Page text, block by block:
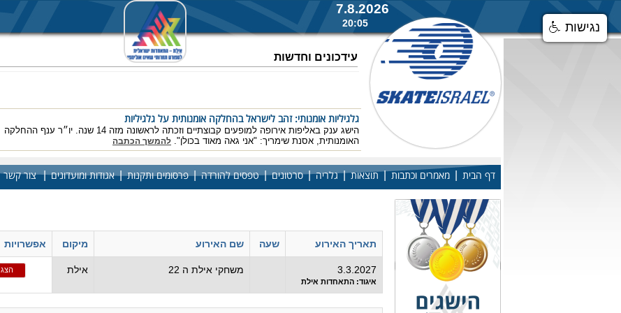
7.8.2026
20:05
עידכונים וחדשות
גלגיליות אומנותי: זהב לישראל בהחלקה אומנותית על גלגיליות
הישג ענק באליפות אירופה למופעים קבוצתיים וזכתה לראשונה מזה 14 שנה. יו״ר ענף ההחלקה
האומנותית, אסנת שימריך: "אני גאה מאוד בכולן". להמשך הכתבה
דף הבית מאמרים וכתבות|תוצאות|גלריה|סרטונים|טפסים להורדה|פרסומים ותקנות|אגודות ומועדונים| צור קשר
תאריך האירוע שעה שם האירוע מיקום אפשרויות
3.3.2027
איגוד: התאחדות אילת
משחקי אילת ה 22 אילת הצג
נגישות